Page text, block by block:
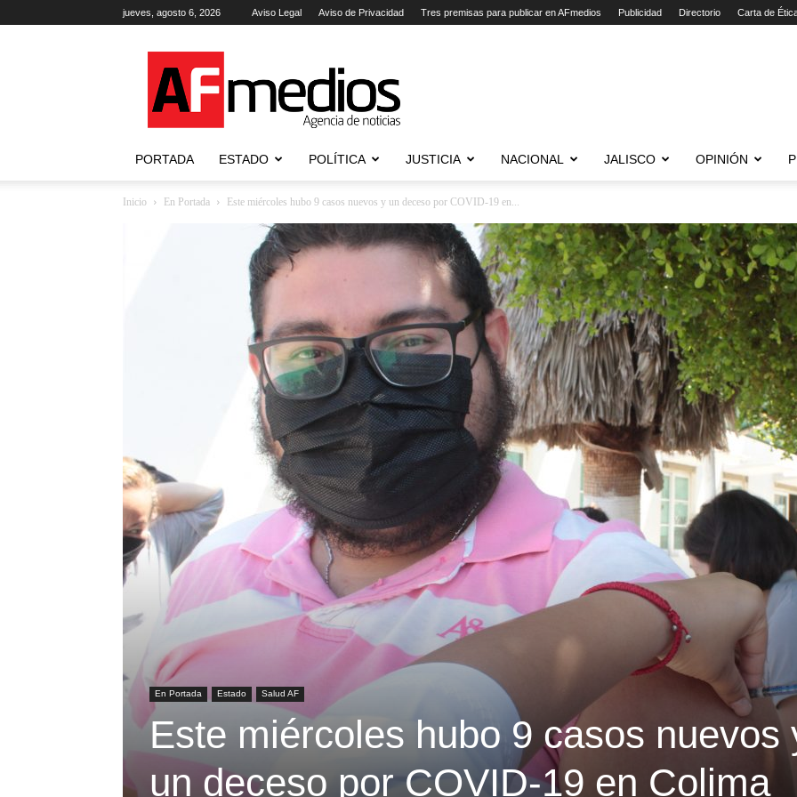
jueves, agosto 6, 2026 Aviso Legal Aviso de Privacidad Tres premisas para publicar en AFmedios Publicidad Directorio Carta de
Agencia
de
Noticias
PORTADA ESTADO POLÍTICA JUSTICIA NACIONAL JALISCO OPINIÓN
Inicio En Portada Este miércoles hubo 9 casos nuevos y un deceso por COVID-19 en...
En Portada Estado Salud AF
Este miércoles hubo 9 casos nuevos
un deceso por COVID-19 en Colima